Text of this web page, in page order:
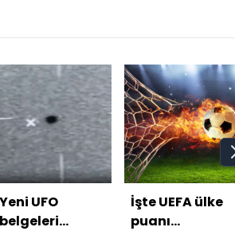
Yeni UFO
belgeleri
İşte UEFA ülke
puanı